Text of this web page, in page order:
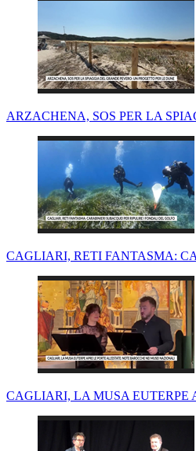
ARZACHENA, SOS PER LA
CAGLIARI, RETI FANTASMA:
CAGLIARI, LA MUSA EUTERPE